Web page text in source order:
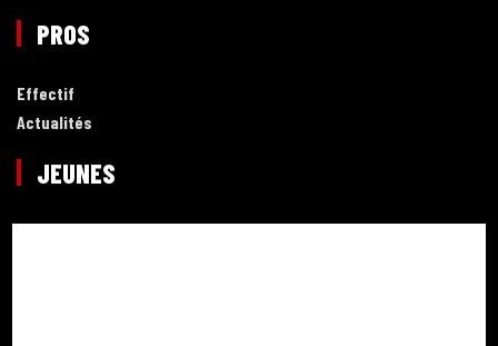
PROS
Effectif
Actualités
JEUNES